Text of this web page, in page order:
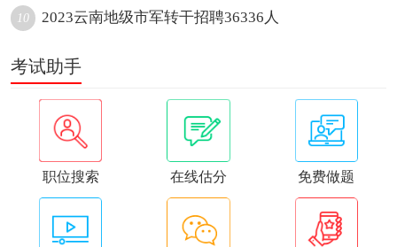
10 2023云南地级市军转干招聘36336人
考试助手
职位搜索 在线估分 免费做题